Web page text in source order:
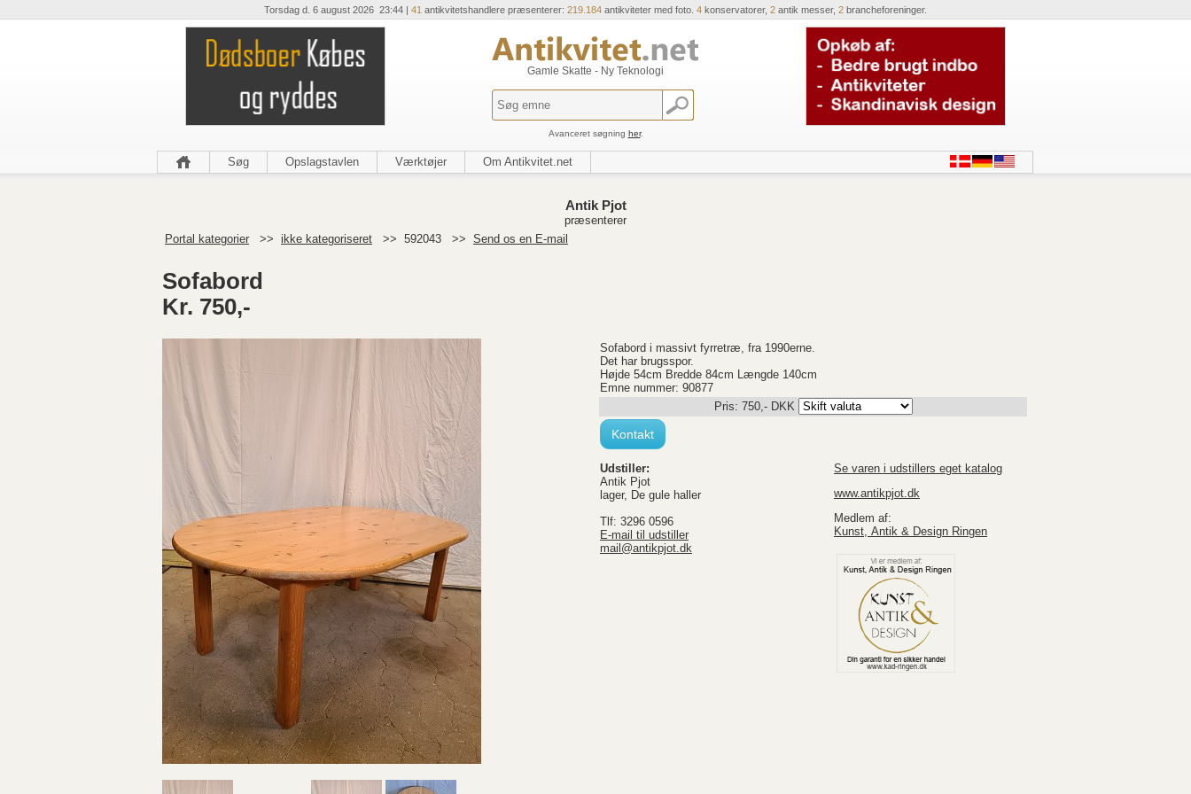
Torsdag d. 6 august 2026 23:44 | 41 antikvitetshandlere præsenterer: 219.184 antikviteter med foto. 4 konservatorer, 2 antik messer, 2 brancheforeninger.
Gamle Skatte - Ny Teknologi
Avanceret søgning her.
Søg Opslagstavlen Værktøjer Om Antikvitet.net
Antik Pjot
præsenterer
Portal kategorier
>> ikke kategoriseret >> 592043 >> Send os en E-mail
Sofabord
Kr. 750,-
Sofabord i massivt fyrretræ, fra 1990erne.
Det har brugsspor.
Højde 54cm Bredde 84cm Længde 140cm
Emne nummer: 90877
Pris: 750,- DKK
Kontakt
Udstiller:
Antik Pjot
lager, De gule haller
Tlf: 3296 0596
E-mail til udstiller
mail@antikpjot.dk
Se varen i udstillers eget katalog
www.antikpjot.dk
Medlem af:
Kunst, Antik & Design Ringen